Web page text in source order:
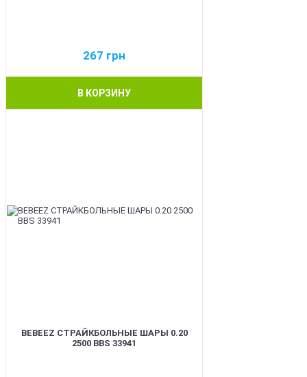
267 грн
В КОРЗИНУ
BEBEEZ СТРАЙКБОЛЬНЫЕ ШАРЫ 0.20
2500 BBS 33941